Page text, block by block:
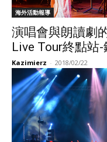
海外活動報導
演唱會與朗讀劇
Live Tour終點站
Kazimierz - 2018/02/22